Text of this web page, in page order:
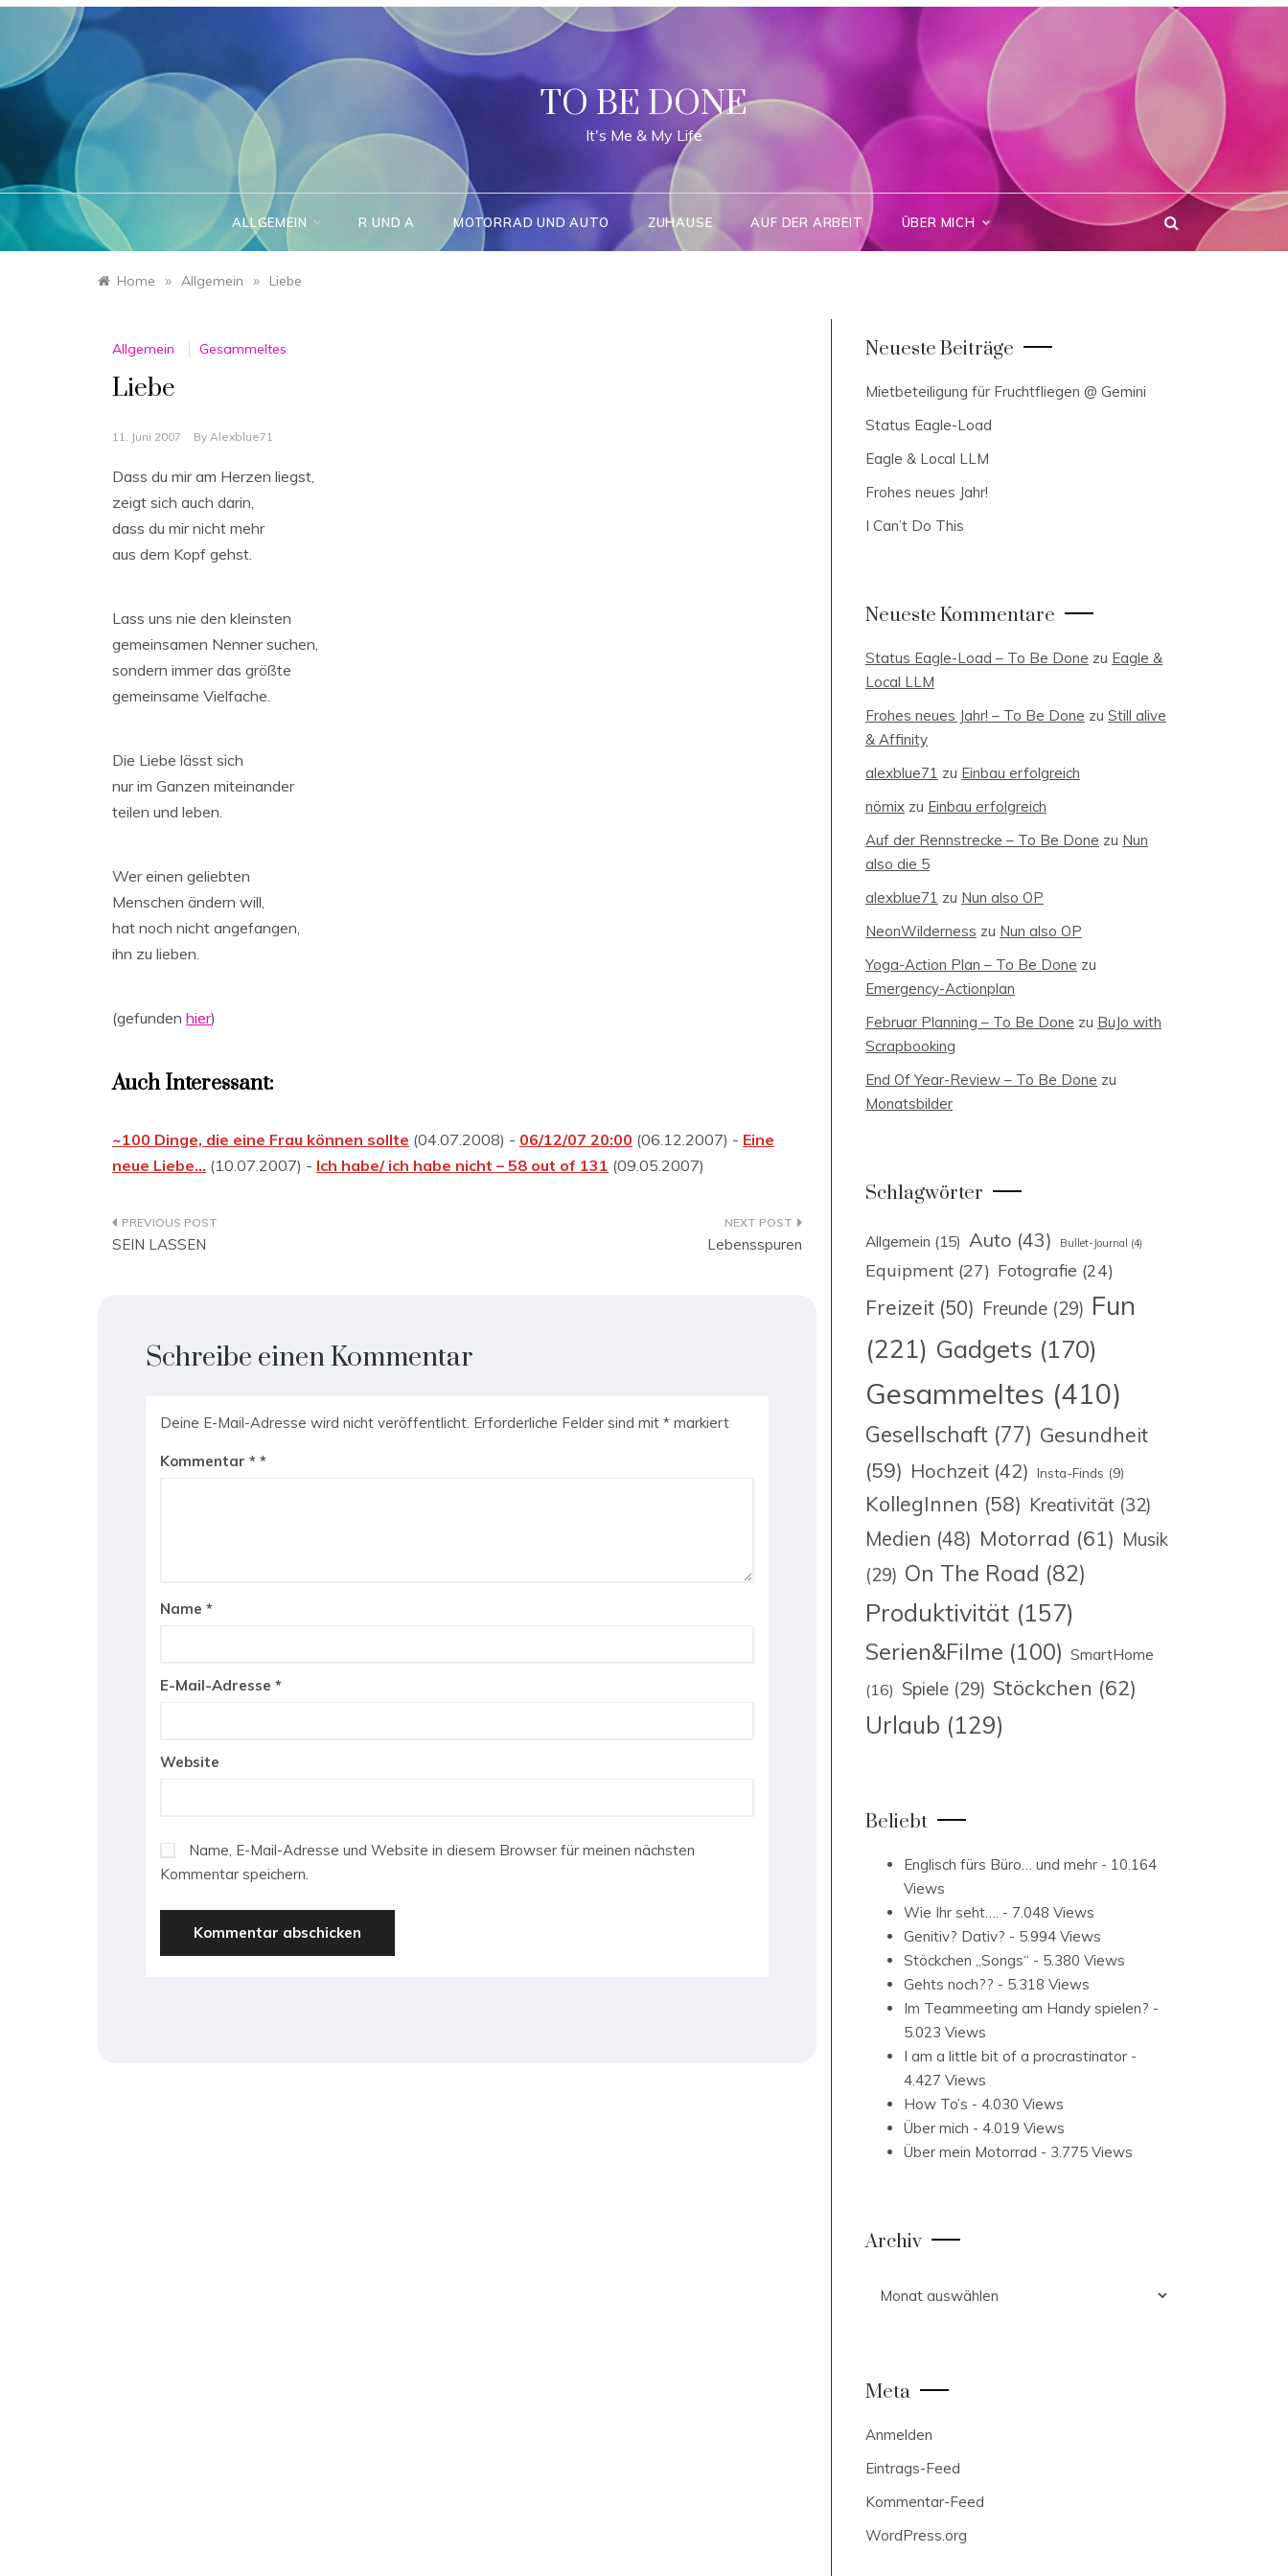
Skip
TO BE DONE
It's Me & My Life
ALLGEMEIN R UND A MOTORRAD UND AUTO ZUHAUSE AUF DER ARBEIT ÜBER MICH
Home » Allgemein » Liebe
Allgemein Gesammeltes
Liebe
11. Juni 2007 By Alexblue71
Dass du mir am Herzen liegst,
zeigt sich auch darin,
dass du mir nicht mehr
aus dem Kopf gehst.
Lass uns nie den kleinsten
gemeinsamen Nenner suchen,
sondern immer das größte
gemeinsame Vielfache.
Die Liebe lässt sich
nur im Ganzen miteinander
teilen und leben.
Wer einen geliebten
Menschen ändern will,
hat noch nicht angefangen,
ihn zu lieben.
(gefunden hier)
Auch Interessant:
~100 Dinge, die eine Frau können sollte (04.07.2008) - 06/12/07 20:00 (06.12.2007) - Eine
neue Liebe… (10.07.2007) - Ich habe/ ich habe nicht – 58 out of 131 (09.05.2007)
Beitragsnavigation
SEIN LASSEN Lebensspuren
Schreibe einen Kommentar
Deine E-Mail-Adresse wird nicht veröffentlicht. Erforderliche Felder sind mit * markiert
Kommentar *
Name *
E-Mail-Adresse *
Website
Name, E-Mail-Adresse und Website in diesem Browser für meinen nächsten
Kommentar speichern.
Neueste Beiträge
Mietbeteiligung für Fruchtfliegen @ Gemini
Status Eagle-Load
Eagle & Local LLM
Frohes neues Jahr!
I Can’t Do This
Neueste Kommentare
Status Eagle-Load – To Be Done zu Eagle &
Local LLM
Frohes neues Jahr! – To Be Done zu Still alive
& Affinity
alexblue71 zu Einbau erfolgreich
nömix zu Einbau erfolgreich
Auf der Rennstrecke – To Be Done zu Nun
also die 5
alexblue71 zu Nun also OP
NeonWilderness zu Nun also OP
Yoga-Action Plan – To Be Done zu
Emergency-Actionplan
Februar Planning – To Be Done zu BuJo with
Scrapbooking
End Of Year-Review – To Be Done zu
Monatsbilder
Schlagwörter
Allgemein (15) Auto (43) Bullet-Journal (4)
Equipment (27) Fotografie (24)
Freizeit (50) Freunde (29) Fun
(221) Gadgets (170)
Gesammeltes (410)
Gesellschaft (77) Gesundheit
(59) Hochzeit (42) Insta-Finds (9)
KollegInnen (58) Kreativität (32)
Medien (48) Motorrad (61) Musik
(29) On The Road (82)
Produktivität (157)
Serien&Filme (100) SmartHome
(16) Spiele (29) Stöckchen (62)
Urlaub (129)
Beliebt
Englisch fürs Büro… und mehr - 10.164
Views
Wie Ihr seht…. - 7.048 Views
Genitiv? Dativ? - 5.994 Views
Stöckchen „Songs“ - 5.380 Views
Gehts noch?? - 5.318 Views
Im Teammeeting am Handy spielen? -
5.023 Views
I am a little bit of a procrastinator -
4.427 Views
How To’s - 4.030 Views
Über mich - 4.019 Views
Über mein Motorrad - 3.775 Views
Archiv
Meta
Anmelden
Eintrags-Feed
Kommentar-Feed
WordPress.org